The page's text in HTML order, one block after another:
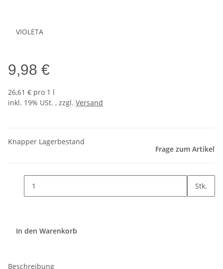
VIOLETA
9,98 €
26,61 € pro 1 l
inkl. 19% USt. , zzgl. Versand
Knapper Lagerbestand
Frage zum Artikel
Stk.
In den Warenkorb
Beschreibung